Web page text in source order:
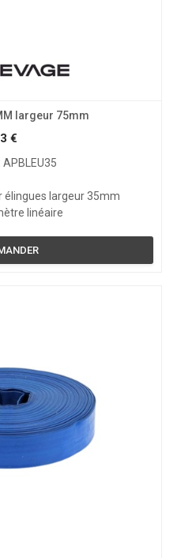
largeur 75mm
€
élingues largeur 35mm
linéaire